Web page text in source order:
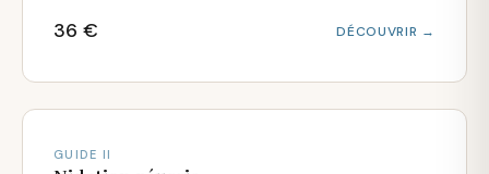
36 € DÉCOUVRIR →
GUIDE II